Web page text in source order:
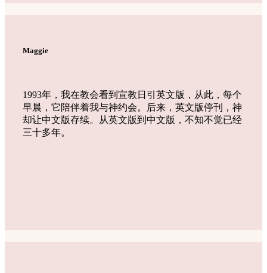
Maggie
1993年，我在教会看到宣教日引英文版，从此，每个
早晨，它陪伴着我与神约会。后来，英文版停刊，神
却让中文版存续。从英文版到中文版，不知不觉已经
三十多年。